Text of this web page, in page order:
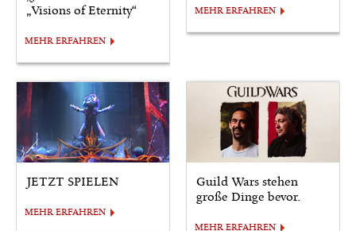
„Visions of Eternity“
MEHR ERFAHREN
MEHR ERFAHREN
JETZT SPIELEN
MEHR ERFAHREN
Guild Wars stehen
große Dinge bevor.
MEHR ERFAHREN